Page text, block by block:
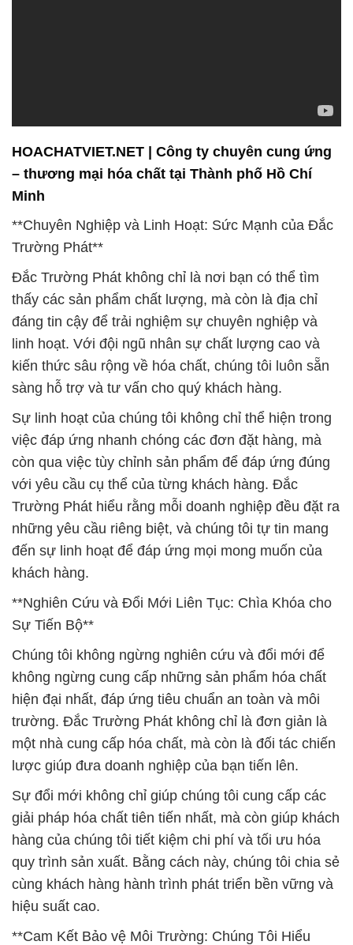
**Chuyên Nghiệp và Linh Hoạt: Sức Mạnh của Đắc
Trường Phát**
Đắc Trường Phát không chỉ là nơi bạn có thể tìm
thấy các sản phẩm chất lượng, mà còn là địa chỉ
đáng tin cậy để trải nghiệm sự chuyên nghiệp và
linh hoạt. Với đội ngũ nhân sự chất lượng cao và
kiến thức sâu rộng về hóa chất, chúng tôi luôn sẵn
sàng hỗ trợ và tư vấn cho quý khách hàng.
Sự linh hoạt của chúng tôi không chỉ thể hiện trong
việc đáp ứng nhanh chóng các đơn đặt hàng, mà
còn qua việc tùy chỉnh sản phẩm để đáp ứng đúng
với yêu cầu cụ thể của từng khách hàng. Đắc
Trường Phát hiểu rằng mỗi doanh nghiệp đều đặt ra
những yêu cầu riêng biệt, và chúng tôi tự tin mang
đến sự linh hoạt để đáp ứng mọi mong muốn của
khách hàng.
**Nghiên Cứu và Đổi Mới Liên Tục: Chìa Khóa cho
Sự Tiến Bộ**
Chúng tôi không ngừng nghiên cứu và đổi mới để
không ngừng cung cấp những sản phẩm hóa chất
hiện đại nhất, đáp ứng tiêu chuẩn an toàn và môi
trường. Đắc Trường Phát không chỉ là đơn giản là
một nhà cung cấp hóa chất, mà còn là đối tác chiến
lược giúp đưa doanh nghiệp của bạn tiến lên.
Sự đổi mới không chỉ giúp chúng tôi cung cấp các
giải pháp hóa chất tiên tiến nhất, mà còn giúp khách
hàng của chúng tôi tiết kiệm chi phí và tối ưu hóa
quy trình sản xuất. Bằng cách này, chúng tôi chia sẻ
cùng khách hàng hành trình phát triển bền vững và
hiệu suất cao.
**Cam Kết Bảo vệ Môi Trường: Chúng Tôi Hiểu
Trách Nhiệm Của Mình**
Đắc Trường Phát cam kết hành động trách nhiệm
và bảo vệ môi trường. Chúng tôi không chỉ cung
cấp các sản phẩm hóa chất an toàn cho quá trình